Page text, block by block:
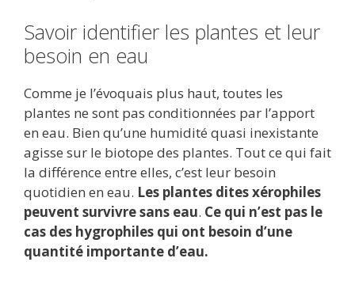
Savoir identifier les plantes et leur
besoin en eau
Comme je l’évoquais plus haut, toutes les
plantes ne sont pas conditionnées par l’apport
en eau. Bien qu’une humidité quasi inexistante
agisse sur le biotope des plantes. Tout ce qui fait
la différence entre elles, c’est leur besoin
quotidien en eau. Les plantes dites xérophiles
peuvent survivre sans eau. Ce qui n’est pas le
cas des hygrophiles qui ont besoin d’une
quantité importante d’eau.